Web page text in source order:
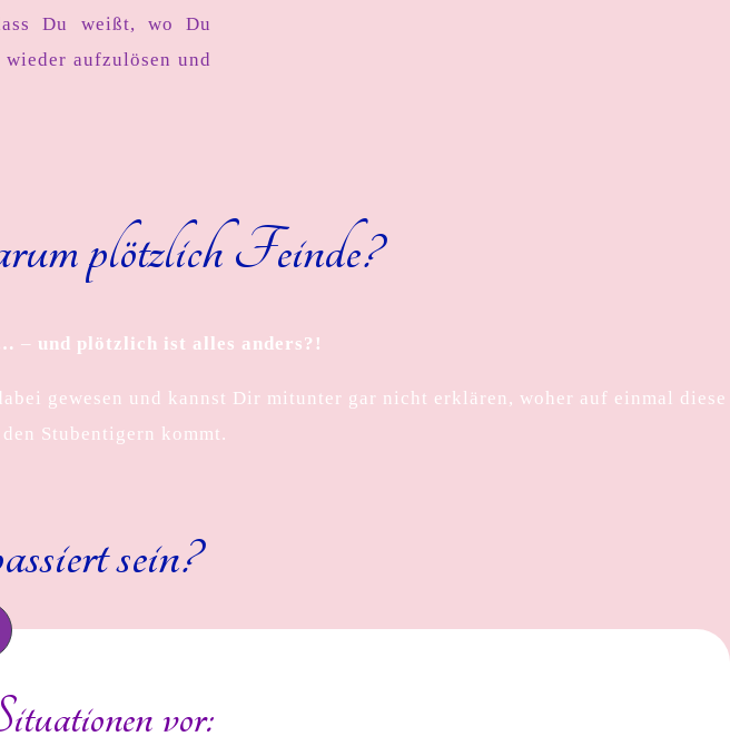
Du weißt, wo Du
aufzulösen und
plötzlich Feinde?
– und plötzlich ist alles anders?!
gewesen und kannst Dir mitunter gar nicht erklären, woher auf einmal diese
Stubentigern kommt.
sein?
vor: